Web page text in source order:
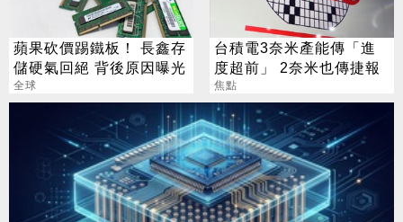
蘋果砍價踢鐵板！ 長鑫存
儲硬氣回絕 背後原因曝光
全球
台積電3奈米產能傳「進
度超前」 2奈米也傳捷報
焦點